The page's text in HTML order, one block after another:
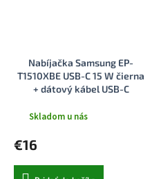
Nabíjačka Samsung EP-
T1510XBE USB-C 15 W čierna
+ dátový kábel USB-C
Skladom u nás
€16